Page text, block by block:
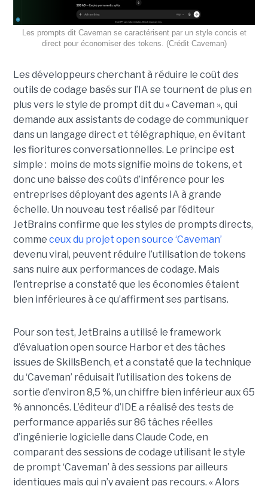
Les prompts dit Caveman se caractérisent par un style concis et
direct pour économiser des tokens. (Crédit Caveman)
Les développeurs cherchant à réduire le coût des
outils de codage basés sur l’IA se tournent de plus en
plus vers le style de prompt dit du « Caveman », qui
demande aux assistants de codage de communiquer
dans un langage direct et télégraphique, en évitant
les fioritures conversationnelles. Le principe est
simple : moins de mots signifie moins de tokens, et
donc une baisse des coûts d’inférence pour les
entreprises déployant des agents IA à grande
échelle. Un nouveau test réalisé par l’éditeur
JetBrains confirme que les styles de prompts directs,
comme ceux du projet open source ‘Caveman’
devenu viral, peuvent réduire l’utilisation de tokens
sans nuire aux performances de codage. Mais
l’entreprise a constaté que les économies étaient
bien inférieures à ce qu’affirment ses partisans.
Pour son test, JetBrains a utilisé le framework
d’évaluation open source Harbor et des tâches
issues de SkillsBench, et a constaté que la technique
du ‘Caveman’ réduisait l’utilisation des tokens de
sortie d’environ 8,5 %, un chiffre bien inférieur aux 65
% annoncés. L’éditeur d’IDE a réalisé des tests de
performance appariés sur 86 tâches réelles
d’ingénierie logicielle dans Claude Code, en
comparant des sessions de codage utilisant le style
de prompt ‘Caveman’ à des sessions par ailleurs
identiques mais qui n’y avaient pas recours. « Alors